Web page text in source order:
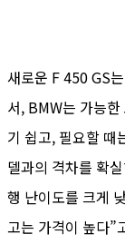
새로운 F 450 GS
서, BMW는 가능
기 쉽고, 필요할 때
델과의 격차를 확
행 난이도를 크게
고는 가격이 높다”